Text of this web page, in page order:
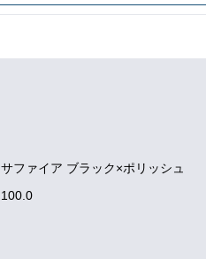
サファイア ブラック×ポリッシュ
100.0